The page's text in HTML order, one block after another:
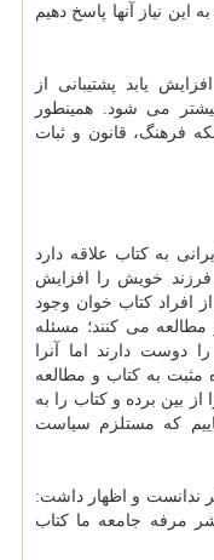
این نیاز آنها پاسخ دهیم
یابد پشتیبانی از
می شود. همینطور
فرهنگ، قانون و ثبات
به کتاب علاقه دارد
خویش را افزایش
افراد کتاب خوان وجود
می کنند؛ مسئله
دوست دارند اما آنرا
مثبت به کتاب و مطالعه
از بین برده و کتاب را به
که مستلزم سیاست
ندانست و اظهار داشت:
مرفه جامعه ما کتاب